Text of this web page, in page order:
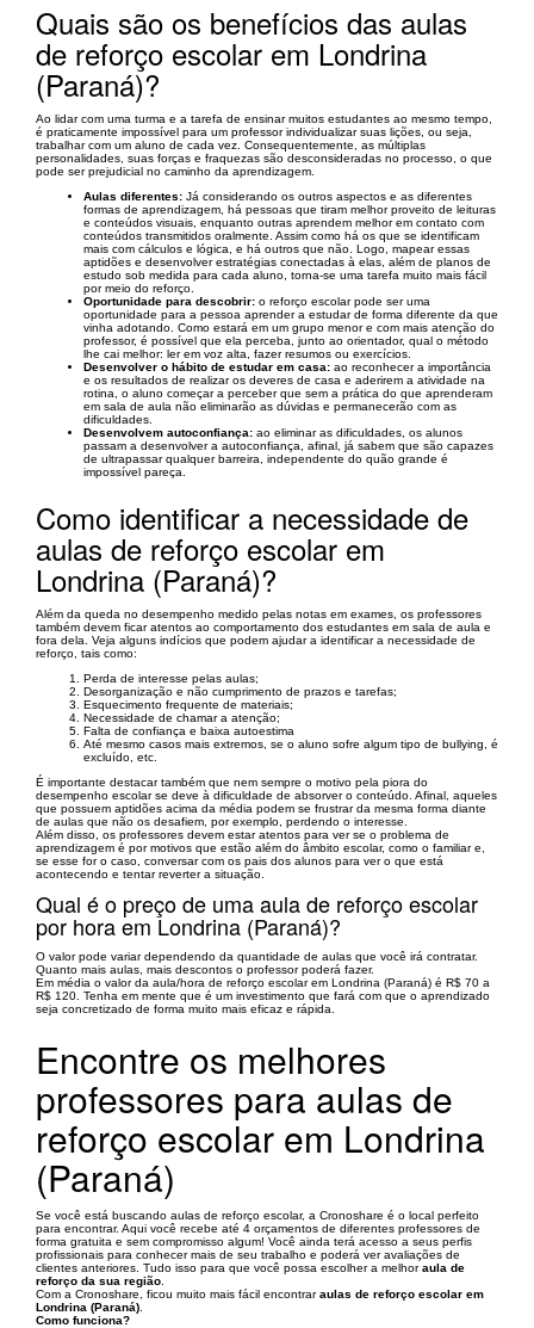
Quais são os benefícios das aulas
de reforço escolar em Londrina
(Paraná)?
Ao lidar com uma turma e a tarefa de ensinar muitos estudantes ao mesmo tempo,
é praticamente impossível para um professor individualizar suas lições, ou seja,
trabalhar com um aluno de cada vez. Consequentemente, as múltiplas
personalidades, suas forças e fraquezas são desconsideradas no processo, o que
pode ser prejudicial no caminho da aprendizagem.
Aulas diferentes: Já considerando os outros aspectos e as diferentes
formas de aprendizagem, há pessoas que tiram melhor proveito de leituras
e conteúdos visuais, enquanto outras aprendem melhor em contato com
conteúdos transmitidos oralmente. Assim como há os que se identificam
mais com cálculos e lógica, e há outros que não. Logo, mapear essas
aptidões e desenvolver estratégias conectadas à elas, além de planos de
estudo sob medida para cada aluno, torna-se uma tarefa muito mais fácil
por meio do reforço.
Oportunidade para descobrir: o reforço escolar pode ser uma
oportunidade para a pessoa aprender a estudar de forma diferente da que
vinha adotando. Como estará em um grupo menor e com mais atenção do
professor, é possível que ela perceba, junto ao orientador, qual o método
lhe cai melhor: ler em voz alta, fazer resumos ou exercícios.
Desenvolver o hábito de estudar em casa: ao reconhecer a importância
e os resultados de realizar os deveres de casa e aderirem a atividade na
rotina, o aluno começar a perceber que sem a prática do que aprenderam
em sala de aula não eliminarão as dúvidas e permanecerão com as
dificuldades.
Desenvolvem autoconfiança: ao eliminar as dificuldades, os alunos
passam a desenvolver a autoconfiança, afinal, já sabem que são capazes
de ultrapassar qualquer barreira, independente do quão grande é
impossível pareça.
Como identificar a necessidade de
aulas de reforço escolar em
Londrina (Paraná)?
Além da queda no desempenho medido pelas notas em exames, os professores
também devem ficar atentos ao comportamento dos estudantes em sala de aula e
fora dela. Veja alguns indícios que podem ajudar a identificar a necessidade de
reforço, tais como:
Perda de interesse pelas aulas;
Desorganização e não cumprimento de prazos e tarefas;
Esquecimento frequente de materiais;
Necessidade de chamar a atenção;
Falta de confiança e baixa autoestima
Até mesmo casos mais extremos, se o aluno sofre algum tipo de bullying, é
excluído, etc.
É importante destacar também que nem sempre o motivo pela piora do
desempenho escolar se deve à dificuldade de absorver o conteúdo. Afinal, aqueles
que possuem aptidões acima da média podem se frustrar da mesma forma diante
de aulas que não os desafiem, por exemplo, perdendo o interesse.
Além disso, os professores devem estar atentos para ver se o problema de
aprendizagem é por motivos que estão além do âmbito escolar, como o familiar e,
se esse for o caso, conversar com os pais dos alunos para ver o que está
acontecendo e tentar reverter a situação.
Qual é o preço de uma aula de reforço escolar
por hora em Londrina (Paraná)?
O valor pode variar dependendo da quantidade de aulas que você irá contratar.
Quanto mais aulas, mais descontos o professor poderá fazer.
Em média o valor da aula/hora de reforço escolar em Londrina (Paraná) é R$ 70 a
R$ 120. Tenha em mente que é um investimento que fará com que o aprendizado
seja concretizado de forma muito mais eficaz e rápida.
Encontre os melhores
professores para aulas de
reforço escolar em Londrina
(Paraná)
Se você está buscando aulas de reforço escolar, a Cronoshare é o local perfeito
para encontrar. Aqui você recebe até 4 orçamentos de diferentes professores de
forma gratuita e sem compromisso algum! Você ainda terá acesso a seus perfis
profissionais para conhecer mais de seu trabalho e poderá ver avaliações de
clientes anteriores. Tudo isso para que você possa escolher a melhoraula de
reforço da sua região
Com a Cronoshare, ficou muito mais fácil encontraraulas de reforço escolar em
Londrina (Paraná)
Como funciona?